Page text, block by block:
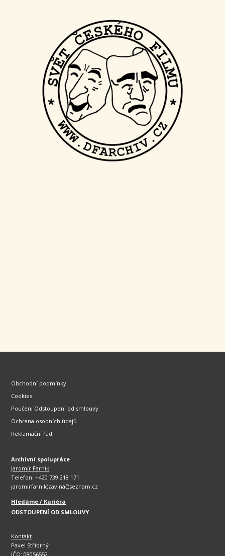
Obchodní podmínky
Cookies
Poučení Odstoupení od smlouvy
Ochrana osobních údajů
Reklamační řád
Archivní spolupráce
Jaromír Farník
Telefon: +420 739 218 171
jaromirfarnik(zavináč)seznam.cz
Hledáme / Kariéra
ODSTOUPENÍ OD SMLOUVY
Kontakt
Pavel Stříbrný
IČO: 08056552